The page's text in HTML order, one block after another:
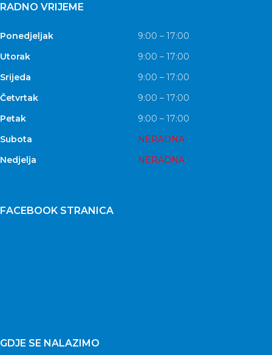
RADNO VRIJEME
Ponedjeljak
9:00 – 17:00
Utorak
9:00 – 17:00
Srijeda
9:00 – 17:00
Četvrtak
9:00 – 17:00
Petak
9:00 – 17:00
Subota
NERADNA
Nedjelja
NERADNA
FACEBOOK STRANICA
GDJE SE NALAZIMO